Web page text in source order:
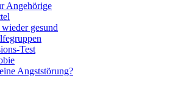
Angehörige
gesund
Test
Angststörung?